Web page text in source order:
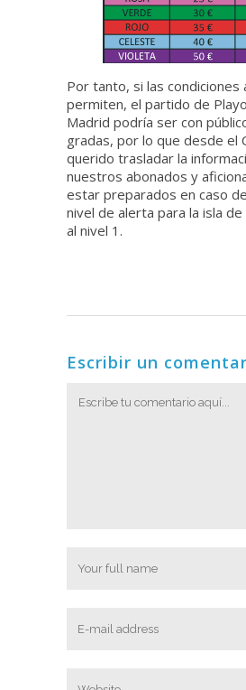
Por tanto, si las condiciones
permiten, el partido de
Madrid podría ser con
gradas, por lo que desde el
querido trasladar la
nuestros abonados y
estar preparados en caso
nivel de alerta para la isla de
al nivel 1.
Escribir un